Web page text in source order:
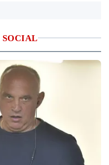
SOCIAL